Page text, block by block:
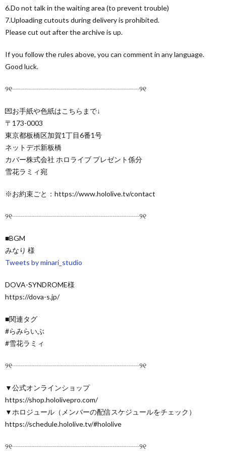
6.Do not talk in the waiting area (to prevent trouble)
7.Uploading cutouts during delivery is prohibited.
Please cut out after the archive is up.
If you follow the rules above, you can comment in any language.
Good luck.
୨୧┈┈┈┈┈┈┈┈┈┈┈┈┈┈┈┈┈┈୨୧
💌お手紙や色紙はこちらまで↓
〒173-0003
東京都板橋区加賀1丁目6番1号
ネットデポ新板橋
カバー株式会社 ホロライブ プレゼント係分
雪花ラミィ宛
※お約束ごと：https://www.hololive.tv/contact
୨୧┈┈┈┈┈┈┈┈┈┈┈┈┈┈┈┈┈┈୨୧
■BGM
みなり 様
Tweets by minari_studio
DOVA-SYNDROME様
https://dova-s.jp/
■関連タグ
#らみらいぶ
#雪花ラミィ
୨୧┈┈┈┈┈┈┈┈┈┈┈┈┈┈┈┈┈┈୨୧
▼公式オンラインショップ
https://shop.hololivepro.com/
▼ホロジュール（メンバーの配信スケジュールをチェック）
https://schedule.hololive.tv/#hololive
୨୧┈┈┈┈┈┈┈┈┈┈┈┈┈┈┈┈┈┈୨୧